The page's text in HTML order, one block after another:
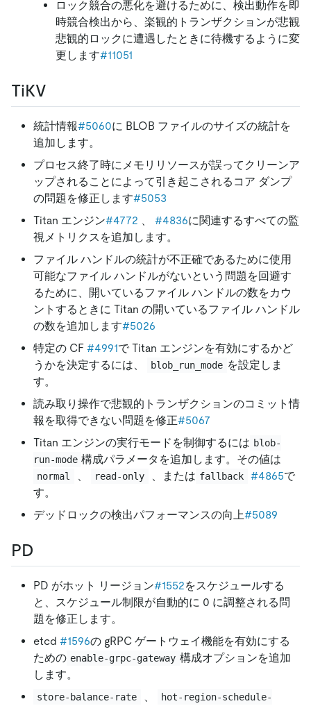
ロック競合の悪化を避けるために、検出動作を即
時競合検出から、楽観的トランザクションが悲観
悲観的ロックに遭遇したときに待機するように変
更します#11051
TiKV
統計情報#5060に BLOB ファイルのサイズの統計を
追加します。
プロセス終了時にメモリリソースが誤ってクリーンア
ップされることによって引き起こされるコア ダンプ
の問題を修正します#5053
Titan エンジン#4772 、 #4836に関連するすべての監
視メトリクスを追加します。
ファイル ハンドルの統計が不正確であるために使用
可能なファイル ハンドルがないという問題を回避す
るために、開いているファイル ハンドルの数をカウ
ントするときに Titan の開いているファイル ハンドル
の数を追加します#5026
特定の CF #4991で Titan エンジンを有効にするかど
うかを決定するには、
blob_run_mode を設定しま
す。
読み取り操作で悲観的トランザクションのコミット情
報を取得できない問題を修正#5067
Titan エンジンの実行モードを制御するには blob-
run-mode 構成パラメータを追加します。その値は
normal 、 read-only 、または fallback #4865で
す。
デッドロックの検出パフォーマンスの向上#5089
PD
PD がホット リージョン#1552をスケジュールする
と、スケジュール制限が自動的に 0 に調整される問
題を修正します。
etcd #1596の gRPC ゲートウェイ機能を有効にする
ための enable-grpc-gateway 構成オプションを追加
します。
store-balance-rate 、
hot-region-schedule-